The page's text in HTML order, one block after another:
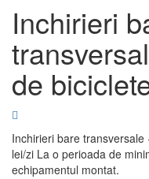
Inchirieri
de
Inchirieri bare
lei/zi La o perioada de
echipamentul montat.